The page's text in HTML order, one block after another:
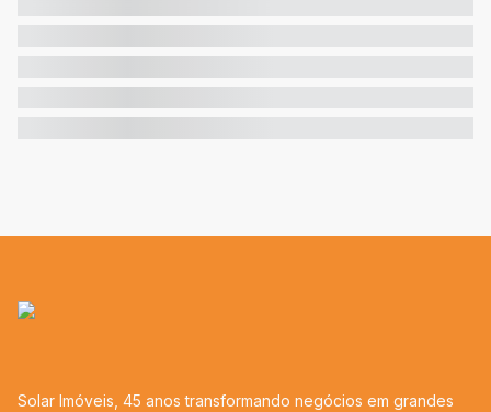
Solar Imóveis, 45 anos transformando negócios em grandes